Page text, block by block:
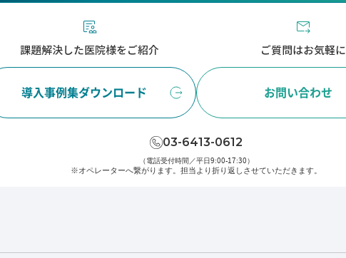
課題解決した医院様をご紹介
導入事例集ダウンロード
ご質問はお気軽に
お問い合わせ
03-6413-0612
（電話受付時間／平日9:00-17:30）
※オペレーターへ繋がります。 担当より折り返しさせていただきます。